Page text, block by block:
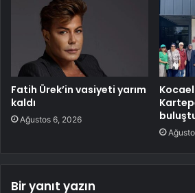
Fatih Ürek’in vasiyeti yarım
kaldı
Ağustos 6, 2026
Bir yanıt yazın